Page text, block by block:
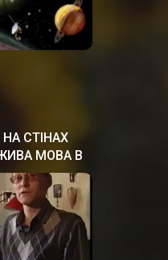
СТІНАХ
ЖИВА МОВА В